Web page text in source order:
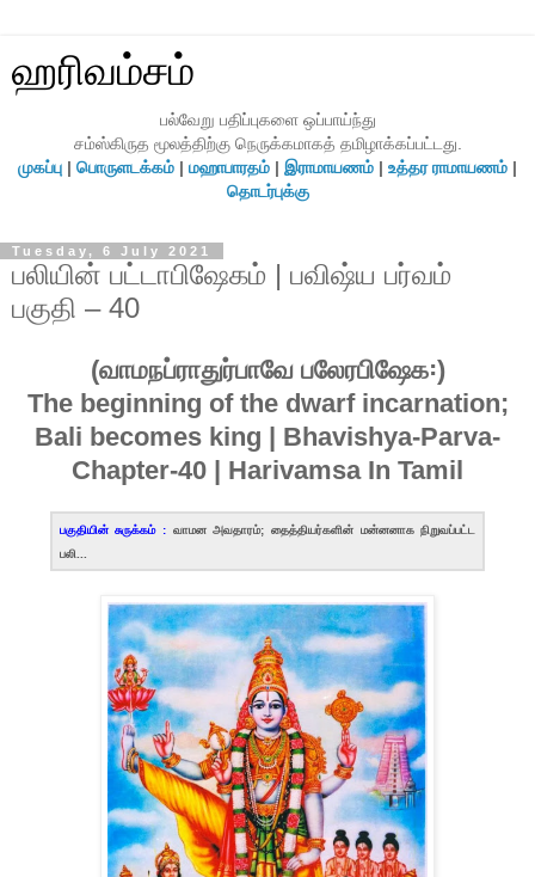
ஹரிவம்சம்
பல்வேறு பதிப்புகளை ஒப்பாய்ந்து
சம்ஸ்கிருத மூலத்திற்கு நெருக்கமாகத் தமிழாக்கப்பட்டது.
முகப்பு | பொருளடக்கம் | மஹாபாரதம் | இராமாயணம் | உத்தர ராமாயணம் |
தொடர்புக்கு
Tuesday, 6 July 2021
பலியின் பட்டாபிஷேகம் | பவிஷ்ய பர்வம்
பகுதி – 40
(வாமநப்ராதுர்பாவே பலேரபிஷேக꞉)
The beginning of the dwarf incarnation;
Bali becomes king | Bhavishya-Parva-
Chapter-40 | Harivamsa In Tamil
பகுதியின் சுருக்கம் : வாமன அவதாரம்; தைத்தியர்களின் மன்னனாக நிறுவப்பட்ட
பலி...